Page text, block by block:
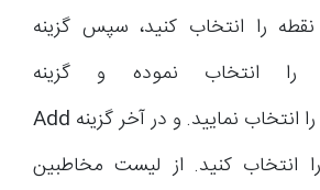
را انتخاب کنید، سپس گزینه
را انتخاب نموده و گزینه
را انتخاب نمایید. و در آخر گزینه Add
را انتخاب کنید. از لیست مخاطبین